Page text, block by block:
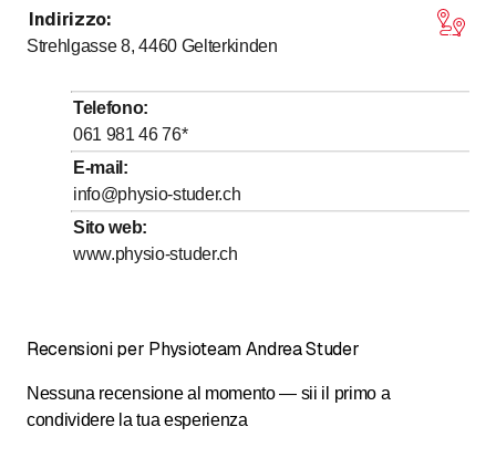
Lunedì
Chiuso
Martedì
Mercoledì
8:45- fino a
18:00
Giovedì
Venerdì
Sabato
Domenica
Indirizzo:
Strehlgasse 8, 4460 Gelterkinden
Telefono:
061 981 46 76*
E-mail :
info@physio-studer.ch
Sito web:
www.physio-studer.ch
Recensioni per Physioteam Andrea Studer
Nessuna recensione al momento — sii il primo a
condividere la tua esperienza